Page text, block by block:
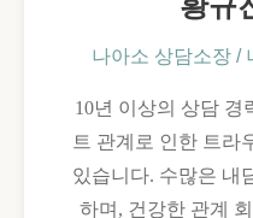
나아소 상담소장 /
10년 이상의 상담 경
트 관계로 인한 트라
있습니다. 수많은 내
하며, 건강한 관계